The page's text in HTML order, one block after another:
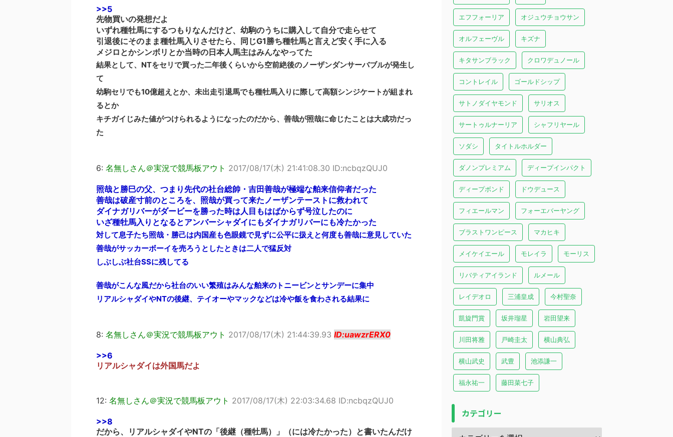
>>5
先物買いの発想だよ
いずれ種牡馬にするつもりなんだけど、幼駒のうちに購入して自分で走らせて
引退後にそのまま種牡馬入りさせたら、同じG1勝ち種牡馬と言えど安く手に入る
メジロとかシンボリとか当時の日本人馬主はみんなやってた
結果として、NTをセリで買った二年後くらいから空前絶後のノーザンダンサーバブルが発生し
て
幼駒セリでも10億超えとか、未出走引退馬でも種牡馬入りに際して高額シンジケートが組まれ
るとか
キチガイじみた値がつけられるようになったのだから、善哉が照哉に命じたことは大成功だっ
た
6: 名無しさん＠実況で競馬板アウト 2017/08/17(木) 21:41:08.30 ID:ncbqzQUJ0
照哉と勝巳の父、つまり先代の社台総帥・吉田善哉が極端な舶来信仰者だった
善哉は破産寸前のところを、照哉が買って来たノーザンテーストに救われて
ダイナガリバーがダービーを勝った時は人目もはばからず号泣したのに
いざ種牡馬入りとなるとアンバーシャダイにもダイナガリバーにも冷たかった
対して息子たち照哉・勝己は内国産も色眼鏡で見ずに公平に扱えと何度も善哉に意見していた
善哉がサッカーボーイを売ろうとしたときは二人で猛反対
しぶしぶ社台SSに残してる
善哉がこんな風だから社台のいい繁殖はみんな舶来のトニービンとサンデーに集中
リアルシャダイやNTの後継、テイオーやマックなどは冷や飯を食わされる結果に
8: 名無しさん＠実況で競馬板アウト 2017/08/17(木) 21:44:39.93 ID:uawzrERX0
>>6
リアルシャダイは外国馬だよ
12: 名無しさん＠実況で競馬板アウト 2017/08/17(木) 22:03:34.68 ID:ncbqzQUJ0
>>8
だから、リアルシャダイやNTの「後継（種牡馬）」（には冷たかった）と書いたんだけ
エフフォーリア オジュウチョウサン
オルフェーヴル キズナ
キタサンブラック クロワデュノール
コントレイル ゴールドシップ
サトノダイヤモンド サリオス
サートゥルナーリア シャフリヤール
ソダシ タイトルホルダー
ダノンプレミアム ディープインパクト
ディープボンド ドウデュース
フィエールマン フォーエバーヤング
ブラストワンピース マカヒキ
メイケイエール モレイラ モーリス
リバティアイランド ルメール
レイデオロ 三浦皇成 今村聖奈
凱旋門賞 坂井瑠星 岩田望来
川田将雅 戸崎圭太 横山典弘
横山武史 武豊 池添謙一
福永祐一 藤田菜七子
カテゴリー